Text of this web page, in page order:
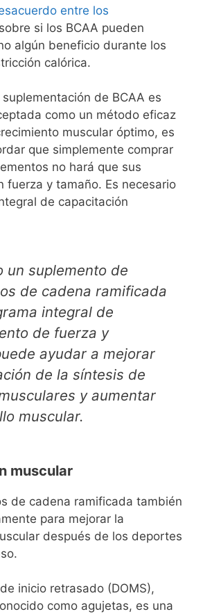
entre los
sobre si los BCAA pueden
algún beneficio durante los
calórica.
de BCAA es
como un método eficaz
muscular óptimo, es
que simplemente comprar
no hará que sus
fuerza y tamaño. Es necesario
de capacitación
un suplemento de
de cadena ramificada
integral de
de fuerza y
ayudar a mejorar
de la síntesis de
y aumentar
muscular.
muscular
de cadena ramificada también
para mejorar la
después de los deportes
inicio retrasado (DOMS),
como agujetas, es una